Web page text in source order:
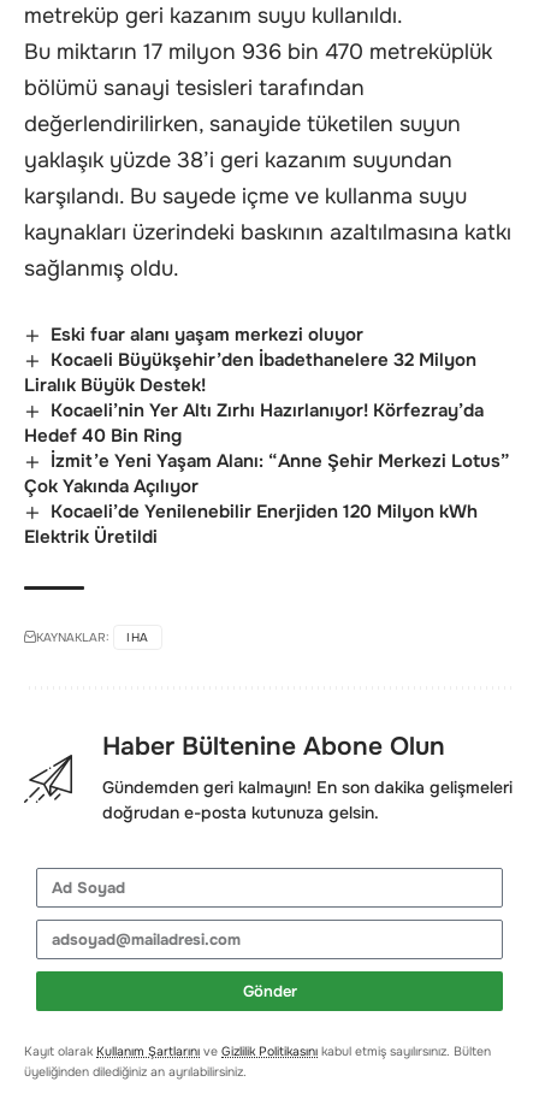
metreküp geri kazanım suyu kullanıldı.
Bu miktarın 17 milyon 936 bin 470 metreküplük
bölümü sanayi tesisleri tarafından
değerlendirilirken, sanayide tüketilen suyun
yaklaşık yüzde 38’i geri kazanım suyundan
karşılandı. Bu sayede içme ve kullanma suyu
kaynakları üzerindeki baskının azaltılmasına katkı
sağlanmış oldu.
Eski fuar alanı yaşam merkezi oluyor
Kocaeli Büyükşehir’den İbadethanelere 32 Milyon
Liralık Büyük Destek!
Kocaeli’nin Yer Altı Zırhı Hazırlanıyor! Körfezray’da
Hedef 40 Bin Ring
İzmit’e Yeni Yaşam Alanı: “Anne Şehir Merkezi Lotus”
Çok Yakında Açılıyor
Kocaeli’de Yenilenebilir Enerjiden 120 Milyon kWh
Elektrik Üretildi
KAYNAKLAR: IHA
Haber Bültenine Abone Olun
Gündemden geri kalmayın! En son dakika gelişmeleri
doğrudan e-posta kutunuza gelsin.
Gönder
Kayıt olarak Kullanım Şartlarını ve Gizlilik Politikasını kabul etmiş sayılırsınız. Bülten
üyeliğinden dilediğiniz an ayrılabilirsiniz.